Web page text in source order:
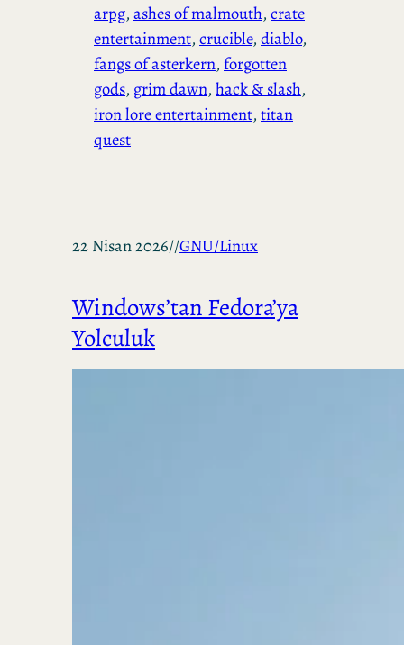
arpg, ashes of malmouth, crate
entertainment, crucible, diablo
fangs of asterkern, forgotten
gods, grim dawn, hack & slash
iron lore entertainment, titan
quest
22 Nisan 2026//GNU/Linux
Windows’tan Fedora’ya
Yolculuk